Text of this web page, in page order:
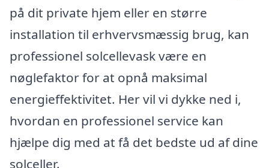
på dit private hjem eller en større
installation til erhvervsmæssig brug, kan
professionel solcellevask være en
nøglefaktor for at opnå maksimal
energieffektivitet. Her vil vi dykke ned i,
hvordan en professionel service kan
hjælpe dig med at få det bedste ud af dine
solceller.